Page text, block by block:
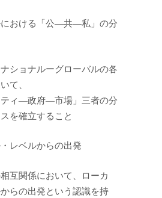
における「公―共―私」の分
ショナルーグローバルの各
て、
ティ―政府―市場」三者の分
を確立すること
・レベルからの出発
互関係において、ローカ
らの出発という認識を持